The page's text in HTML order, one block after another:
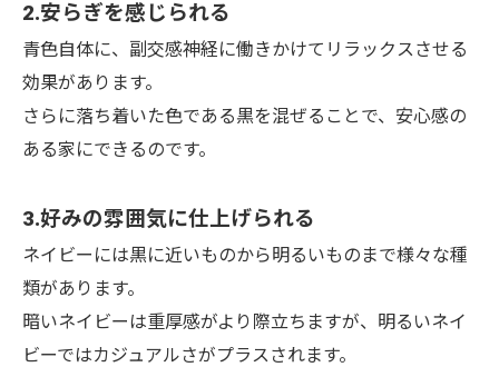
2.安らぎを感じられる
青色自体に、副交感神経に働きかけてリラックスさせる
効果があります。
さらに落ち着いた色である黒を混ぜることで、安心感の
ある家にできるのです。
3.好みの雰囲気に仕上げられる
ネイビーには黒に近いものから明るいものまで様々な種
類があります。
暗いネイビーは重厚感がより際立ちますが、明るいネイ
ビーではカジュアルさがプラスされます。